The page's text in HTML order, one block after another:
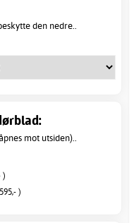
den nedre..
mot utsiden)..
)
)